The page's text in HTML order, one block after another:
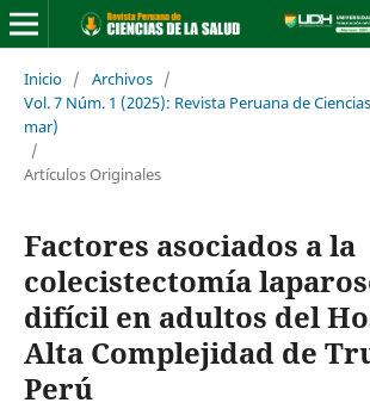
Inicio / Archivos /
Vol. 7 Núm. 1 (2025): Revista Peruana de
mar)
/
Artículos Originales
Factores asociados a la
colecistectomía
difícil en adultos del
Alta Complejidad de
Perú